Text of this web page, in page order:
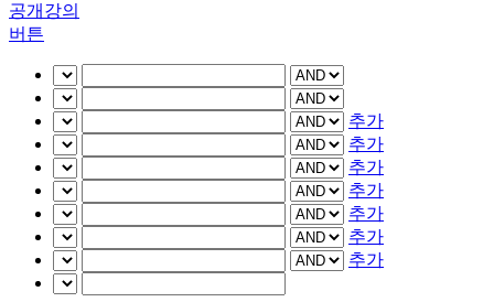
공개강의
버튼
추가
추가
추가
추가
추가
추가
추가